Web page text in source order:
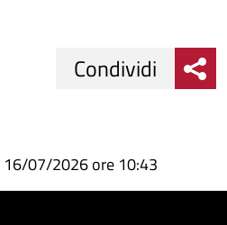
su
Facebook
Condividi
su
Condividi
Condividi
16/07/2026 ore 10:43